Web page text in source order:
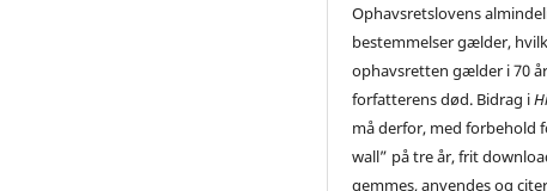
Ophavsretslovens
bestemmelser gælder,
ophavsretten gælder i 70
forfatterens død. Bidrag i
må derfor, med forbehold
wall” på tre år, frit
gemmes, anvendes og